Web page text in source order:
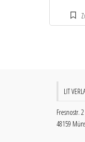
LIT
Fresnostr. 2
48159